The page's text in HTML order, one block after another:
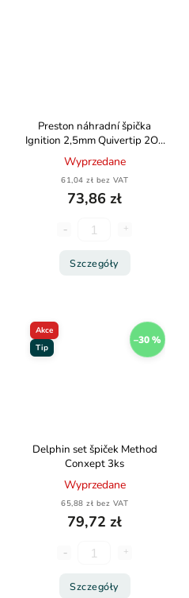
Preston náhradní špička
Ignition 2,5mm Quivertip 2OZ
Wyprzedane
61,04 zł bez VAT
73,86 zł
Szczegóły
Akce
Tip
–30 %
Delphin set špiček Method
Conxept 3ks
Wyprzedane
65,88 zł bez VAT
79,72 zł
Szczegóły